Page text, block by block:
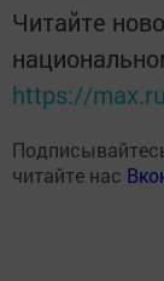
Читайте
https://
читайте нас